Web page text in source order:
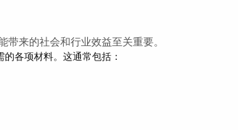
带来的社会和行业效益至关重要。
各项材料。这通常包括：